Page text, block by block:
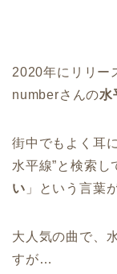
2020年にリリー
numberさんの水
街中でもよく耳
水平線”と検索
い 」という言葉
大人気の曲で、
すが…